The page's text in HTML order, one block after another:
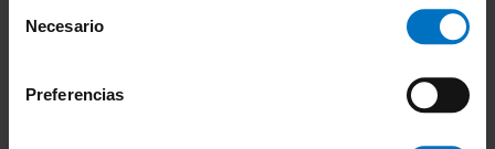
Necesario
Preferencias
Braga alta invisible Chantelle Soft Stretch C2647